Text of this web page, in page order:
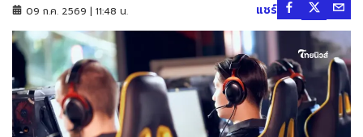
09 ก.ค. 2569 | 11:48 น. แชร์